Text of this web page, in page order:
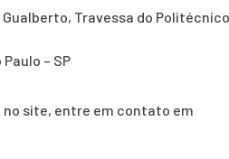
Travessa do
Paulo – SP
no site, entre em contato em